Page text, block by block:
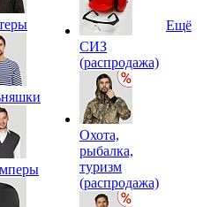
СИЗ
(распродажа)
Охота,
рыбалка,
туризм
(распродажа)
Ещё